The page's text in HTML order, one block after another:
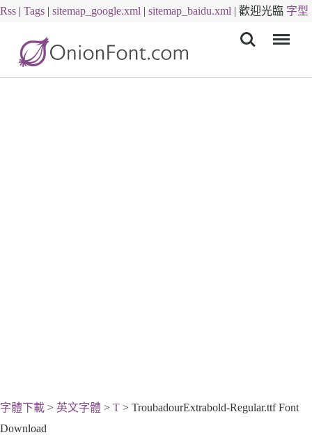
Rss | Tags | sitemap_google.xml | sitemap_baidu.xml | 歡迎光臨 字型
字體下載 > 英文字體 > T > TroubadourExtrabold-Regular.ttf Font
Download